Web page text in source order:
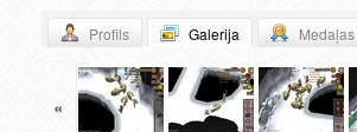
Profils Galerija Medaļas
«